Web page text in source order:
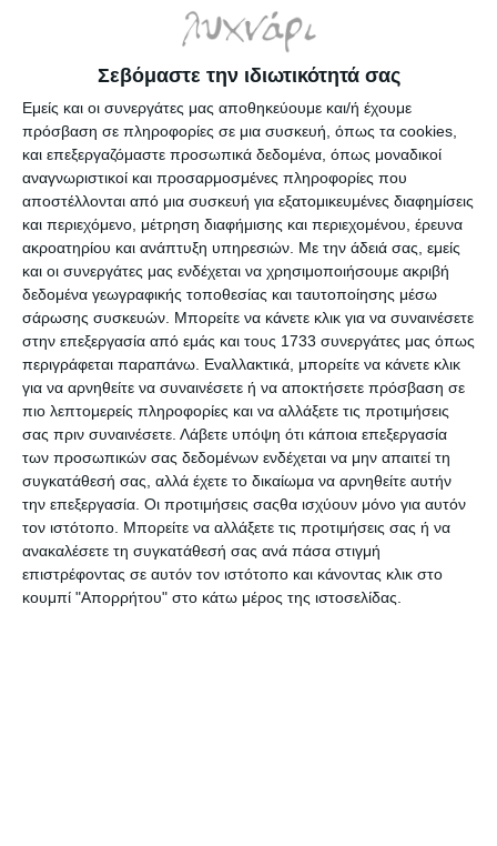
Σεβόμαστε την ιδιωτικότητά σας
Εμείς και οι συνεργάτες μας αποθηκεύουμε και/ή έχουμε
πρόσβαση σε πληροφορίες σε μια συσκευή, όπως τα cookies,
και επεξεργαζόμαστε προσωπικά δεδομένα, όπως μοναδικοί
αναγνωριστικοί και προσαρμοσμένες πληροφορίες που
αποστέλλονται από μια συσκευή για εξατομικευμένες διαφημίσεις
και περιεχόμενο, μέτρηση διαφήμισης και περιεχομένου, έρευνα
ακροατηρίου και ανάπτυξη υπηρεσιών. Με την άδειά σας, εμείς
και οι συνεργάτες μας ενδέχεται να χρησιμοποιήσουμε ακριβή
δεδομένα γεωγραφικής τοποθεσίας και ταυτοποίησης μέσω
σάρωσης συσκευών. Μπορείτε να κάνετε κλικ για να συναινέσετε
στην επεξεργασία από εμάς και τους 1733 συνεργάτες μας όπως
περιγράφεται παραπάνω. Εναλλακτικά, μπορείτε να κάνετε κλικ
για να αρνηθείτε να συναινέσετε ή να αποκτήσετε πρόσβαση σε
πιο λεπτομερείς πληροφορίες και να αλλάξετε τις προτιμήσεις
σας πριν συναινέσετε. Λάβετε υπόψη ότι κάποια επεξεργασία
των προσωπικών σας δεδομένων ενδέχεται να μην απαιτεί τη
συγκατάθεσή σας, αλλά έχετε το δικαίωμα να αρνηθείτε αυτήν
την επεξεργασία. Οι προτιμήσεις σαςθα ισχύουν μόνο για αυτόν
τον ιστότοπο. Μπορείτε να αλλάξετε τις προτιμήσεις σας ή να
ανακαλέσετε τη συγκατάθεσή σας ανά πάσα στιγμή
επιστρέφοντας σε αυτόν τον ιστότοπο και κάνοντας κλικ στο
κουμπί "Απορρήτου" στο κάτω μέρος της ιστοσελίδας.
Σελιδοδείκτες Info pastel
10τεμ 5679-88-pk-10
Διαθέσιμο
3,19€
Σελιδοδείκτες Interdruk
Capybara 5 Σχέδια 5x30φ.
18x54mm 966933
Διαθέσιμο
1,89€